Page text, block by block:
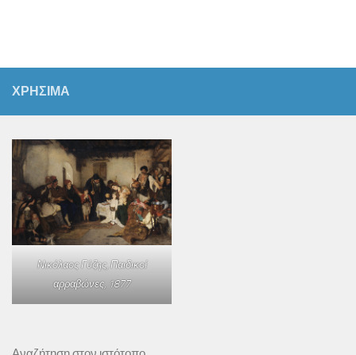
ΧΡΗΣΙΜΑ
Νικόλαος Γύζης,Παιδικοί
αρραβώνες, 1877